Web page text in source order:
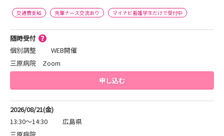
交通費支給 先輩ナース交流あり マイナビ看護学生だけで受付中
随時受付
個別調整
WEB開催
三原病院 Zoom
申し込む
2026/08/21(金)
13:30～14:30
広島県